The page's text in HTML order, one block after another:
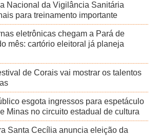
Nacional da Vigilância Sanitária
para treinamento importante
eletrônicas chegam a Pará de
mês: cartório eleitoral já planeja
de Corais vai mostrar os talentos
esgota ingressos para espetáculo
Minas no circuito estadual de cultura
Santa Cecília anuncia eleição da